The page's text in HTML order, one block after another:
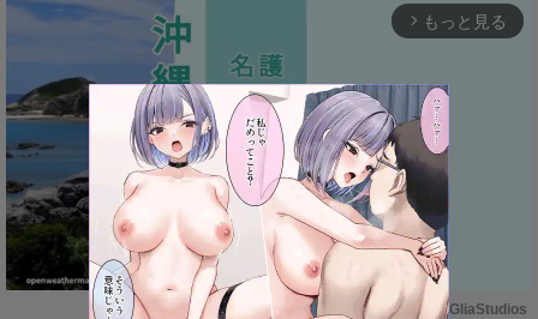
arrow_forward_ios もっと見る
Powered by GliaStudios